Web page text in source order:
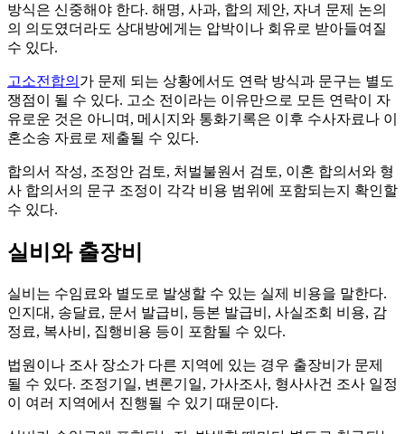
방식은 신중해야 한다. 해명, 사과, 합의 제안, 자녀 문제 논의
의 의도였더라도 상대방에게는 압박이나 회유로 받아들여질
수 있다.
고소전합의 가 문제 되는 상황에서도 연락 방식과 문구는 별도
쟁점이 될 수 있다. 고소 전이라는 이유만으로 모든 연락이 자
유로운 것은 아니며, 메시지와 통화기록은 이후 수사자료나 이
혼소송 자료로 제출될 수 있다.
합의서 작성, 조정안 검토, 처벌불원서 검토, 이혼 합의서와 형
사 합의서의 문구 조정이 각각 비용 범위에 포함되는지 확인할
수 있다.
실비와 출장비
실비는 수임료와 별도로 발생할 수 있는 실제 비용을 말한다.
인지대, 송달료, 문서 발급비, 등본 발급비, 사실조회 비용, 감
정료, 복사비, 집행비용 등이 포함될 수 있다.
법원이나 조사 장소가 다른 지역에 있는 경우 출장비가 문제
될 수 있다. 조정기일, 변론기일, 가사조사, 형사사건 조사 일정
이 여러 지역에서 진행될 수 있기 때문이다.